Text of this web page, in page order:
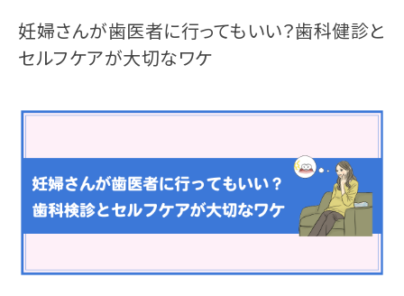
妊婦さんが歯医者に行ってもいい？歯科健診と
セルフケアが大切なワケ